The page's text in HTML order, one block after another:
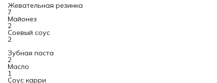
Жевательная резинка
7
Майонез
2
Соевый соус
2
Зубная паста
2
Масло
1
Соус карри